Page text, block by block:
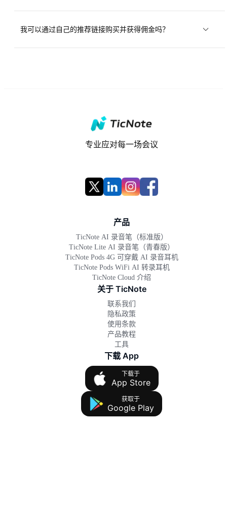
我可以通过自己的推荐链接购买并获得佣金吗？
专业应对每一场会议
产品
TicNote AI 录音笔（标准版）
TicNote Lite AI 录音笔（青春版）
TicNote Pods 4G 可穿戴 AI 录音耳机
TicNote Pods WiFi AI 转录耳机
TicNote Cloud 介绍
关于 TicNote
联系我们
隐私政策
使用条款
产品教程
工具
下载 App
下载于
App Store
获取于
Google Play